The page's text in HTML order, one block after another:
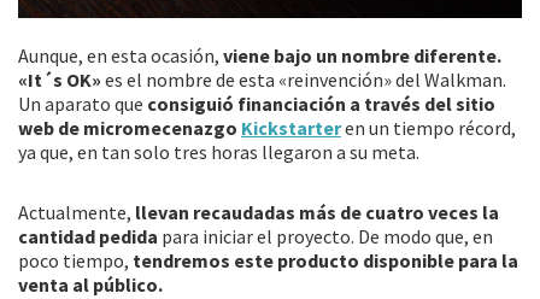
Aunque, en esta ocasión, viene bajo un nombre diferente.
«It´s OK» es el nombre de esta «reinvención» del Walkman.
Un aparato que consiguió financiación a través del sitio
web de micromecenazgo Kickstarteren un tiempo récord,
ya que, en tan solo tres horas llegaron a su meta.
Actualmente, llevan recaudadas más de cuatro veces la
cantidad pedida para iniciar el proyecto. De modo que, en
poco tiempo, tendremos este producto disponible para la
venta al público.